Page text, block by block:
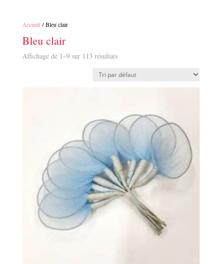
Accueil / Bleu clair
Bleu clair
Affichage de 1–9 sur 113 résultats